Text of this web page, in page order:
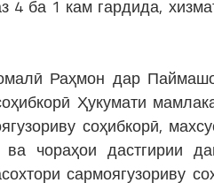
4 ба 1 кам гардида,
Раҳмон дар
Ҳукумати
соҳибкорӣ,
чораҳои дастгирии
сармоягузориву